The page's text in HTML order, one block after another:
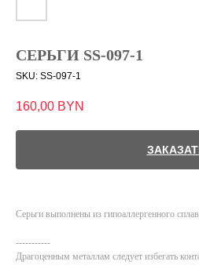
СЕРЬГИ SS-097-1
SKU: SS-097-1
160,00 BYN
Серьги выполнены из гипоаллергенного
-----------
Драгоценным металлам следует избегать